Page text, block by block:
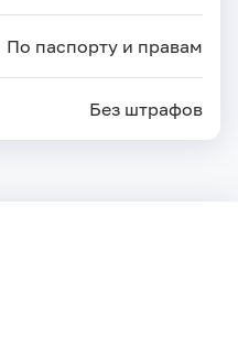
По паспорту и правам
Без штрафов